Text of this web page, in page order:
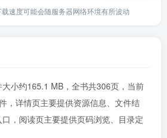
速度可能会随服务器网络环境有所波动
小约165.1 MB，全书共306页，当前
，详情页主要提供资源信息、文件结
，阅读页主要提供页码浏览、目录定